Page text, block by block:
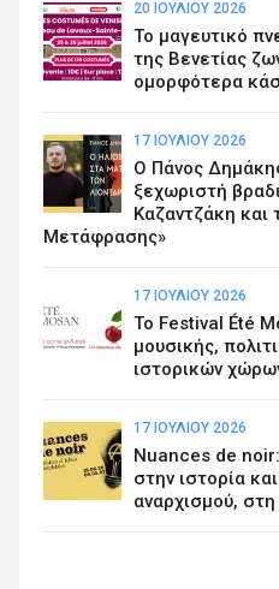
20 ΙΟΥΛΊΟΥ 2026
Το μαγευτικό
της Βενετίας
ομορφότερα
17 ΙΟΥΛΊΟΥ 2026
Ο Πάνος
ξεχωριστή
Καζαντζάκη και
Μετάφρασης»
17 ΙΟΥΛΊΟΥ 2026
Το Festival Été
μουσικής,
ιστορικών
17 ΙΟΥΛΊΟΥ 2026
Nuances de
στην ιστορία
αναρχισμού,